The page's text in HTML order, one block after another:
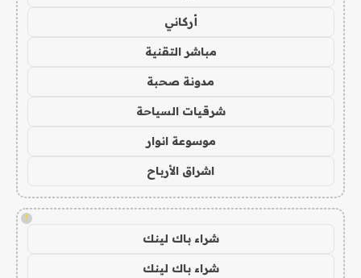
أركاني
مباشر التقنية
مدونة صحبة
شرقيات السياحة
موسوعة انوار
اشراق الأرباح
!
شراء باك لينك
شراء باك لينك